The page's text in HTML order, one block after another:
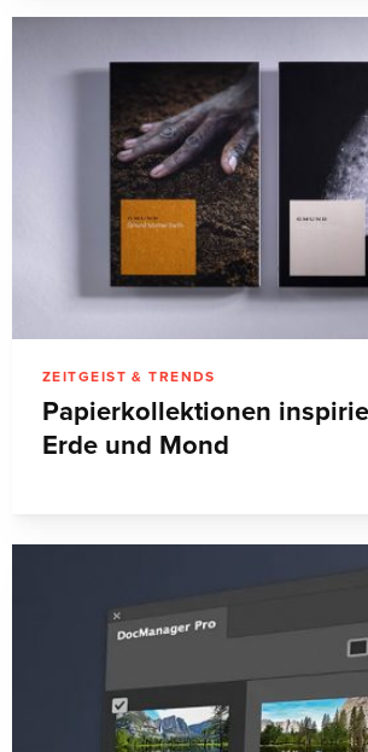
ZEITGEIST & TRENDS
Papierkollektionen
Erde und Mond